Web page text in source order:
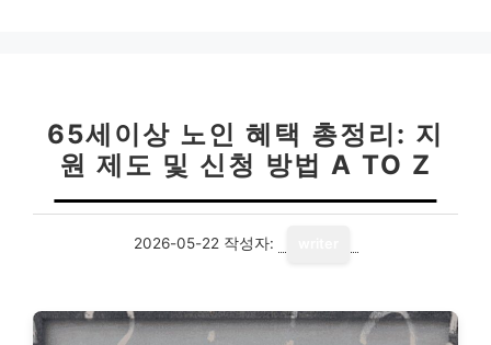
65세이상 노인 혜택 총정리: 지
원 제도 및 신청 방법 A TO Z
2026-05-22 작성자: